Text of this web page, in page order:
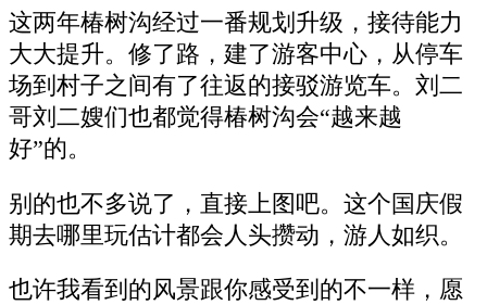
这两年椿树沟经过一番规划升级，接待能力
大大提升。修了路，建了游客中心，从停车
场到村子之间有了往返的接驳游览车。刘二
哥刘二嫂们也都觉得椿树沟会“越来越
好”的。
别的也不多说了，直接上图吧。这个国庆假
期去哪里玩估计都会人头攒动，游人如织。
也许我看到的风景跟你感受到的不一样，愿